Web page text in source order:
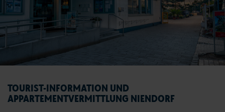
TOURIST-INFORMATION UND
APPARTEMENTVERMITTLUNG NIENDORF